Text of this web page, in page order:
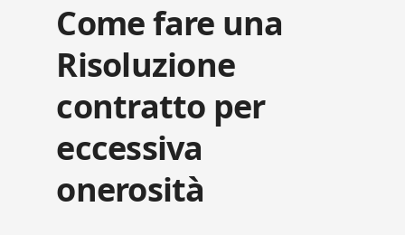
Come fare una
Risoluzione
contratto per
eccessiva
onerosità​